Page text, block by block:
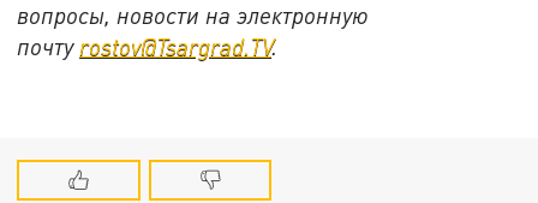
вопросы, новости на электронную
почту rostov@Tsargrad.TV.